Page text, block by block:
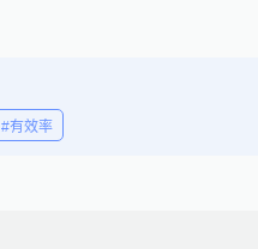
#有效率